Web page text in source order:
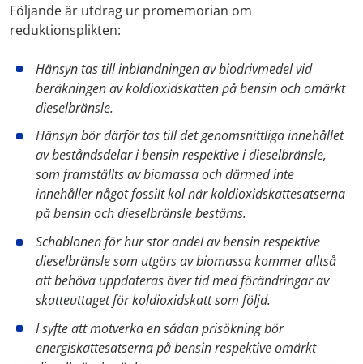
Följande är utdrag ur promemorian om
reduktionsplikten:
Hänsyn tas till inblandningen av biodrivmedel vid
beräkningen av koldioxidskatten på bensin och omärkt
dieselbränsle.
Hänsyn bör därför tas till det genomsnittliga innehållet
av beståndsdelar i bensin respektive i dieselbränsle,
som framställts av biomassa och därmed inte
innehåller något fossilt kol när koldioxidskattesatserna
på bensin och dieselbränsle bestäms.
Schablonen för hur stor andel av bensin respektive
dieselbränsle som utgörs av biomassa kommer alltså
att behöva uppdateras över tid med förändringar av
skatteuttaget för koldioxidskatt som följd.
I syfte att motverka en sådan prisökning bör
energiskattesatserna på bensin respektive omärkt